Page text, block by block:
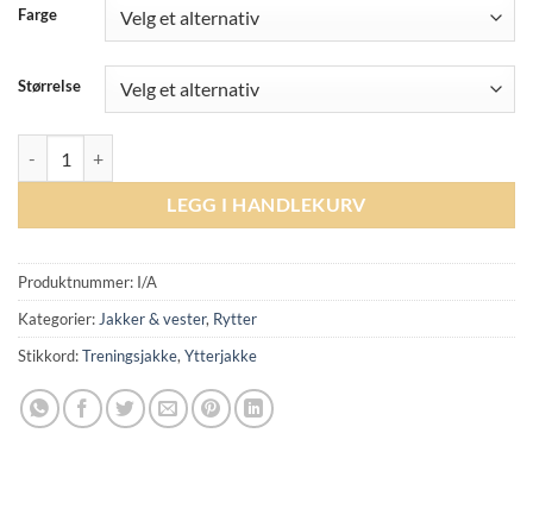
Farge
Størrelse
LEGG I HANDLEKURV
Produktnummer: I/A
Kategorier: Jakker & vester, Rytter
Stikkord:Treningsjakke, Ytterjakke